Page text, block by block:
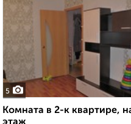
5
Комната в 2-к квартире,